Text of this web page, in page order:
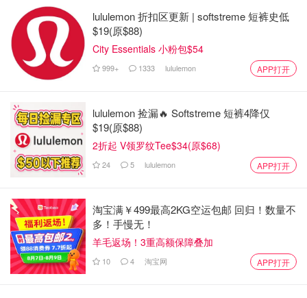
lululemon 折扣区更新 | softstreme 短裤史低
$19(原$88)
City Essentials 小粉包$54
999+ 1333 lululemon APP打开
lululemon 捡漏🔥 Softstreme 短裤4降仅
$19(原$88)
2折起 V领罗纹Tee$34(原$68)
24 5 lululemon APP打开
淘宝满￥499最高2KG空运包邮 回归！数量不
多！手慢无！
羊毛返场！3重高额保障叠加
10 4 淘宝网 APP打开